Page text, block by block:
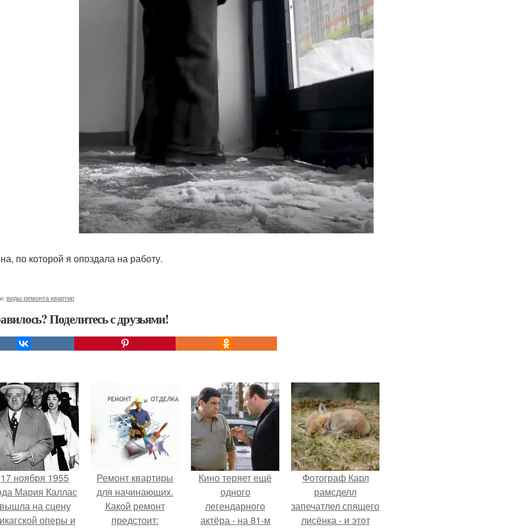
по которой я опоздала на работу.
виды ремонта квартир
Поделитесь с друзьями!
17 ноября 1955
Мария Каллас
вышла на сцену
оперы и
Ремонт квартиры
для начинающих.
Какой ремонт
предстоит:
Кино теряет ещё
одного
легендарного
актёра - на 81-м
Фотограф Карл
рамсделл
запечатлел спящего
лисёнка - и этот